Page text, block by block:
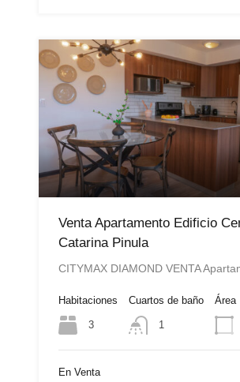
Venta Apartamento Edificio
Catarina Pinula
CITYMAX DIAMOND VENTA
Habitaciones
3
Cuartos de baño
1
Área
En Venta